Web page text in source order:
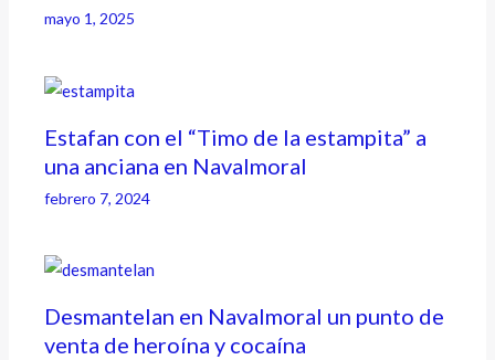
mayo 1, 2025
Estafan con el “Timo de la estampita” a
una anciana en Navalmoral
febrero 7, 2024
Desmantelan en Navalmoral un punto de
venta de heroína y cocaína